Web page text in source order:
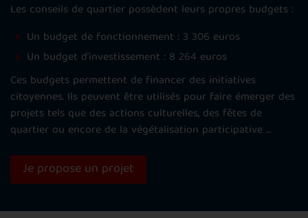
Les conseils de quartier possèdent leurs propres budgets :
Un budget de fonctionnement : 3 306 euros
Un budget d'investissement : 8 264 euros
Ces budgets permettent de financer des initiatives
citoyennes. Ils peuvent être utilisés pour faire émerger des
projets tels que des actions culturelles, des fêtes de
quartier ou encore de la végétalisation participative …
Je propose un projet